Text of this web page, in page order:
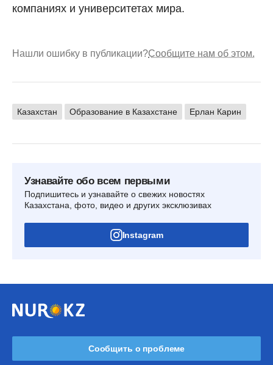
компаниях и университетах мира.
Нашли ошибку в публикации?Сообщите нам об этом.
Казахстан Образование в Казахстане Ерлан Карин
Узнавайте обо всем первыми
Подпишитесь и узнавайте о свежих новостях
Казахстана, фото, видео и других эксклюзивах
Instagram
Сообщить о проблеме